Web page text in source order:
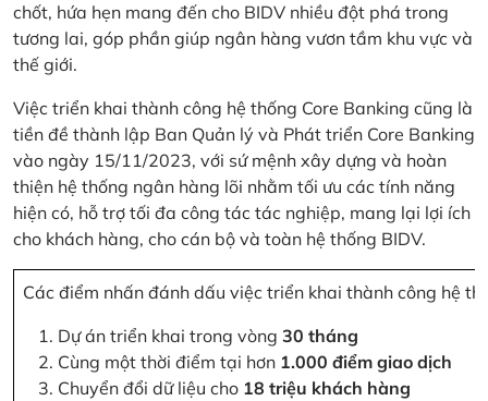
chốt, hứa hẹn mang đến cho BIDV nhiều đột phá trong
tương lai, góp phần giúp ngân hàng vươn tầm khu vực và
thế giới.
Việc triển khai thành công hệ thống Core Banking cũng là
tiền đề thành lập Ban Quản lý và Phát triển Core Banking
vào ngày 15/11/2023, với sứ mệnh xây dựng và hoàn
thiện hệ thống ngân hàng lõi nhằm tối ưu các tính năng
hiện có, hỗ trợ tối đa công tác tác nghiệp, mang lại lợi ích
cho khách hàng, cho cán bộ và toàn hệ thống BIDV.
Các điểm nhấn đánh dấu việc triển khai thành công hệ
Dự án triển khai trong vòng 30 tháng
Cùng một thời điểm tại hơn 1.000 điểm giao dịch
Chuyển đổi dữ liệu cho 18 triệu khách hàng